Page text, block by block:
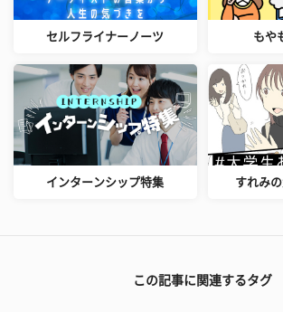
セルフライナーノーツ もや
インターンシップ特集 すれみ
この記事に関連するタグ